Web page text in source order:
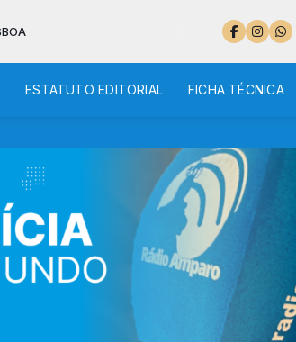
ESTATUTO EDITORIAL FICHA TÉCNICA